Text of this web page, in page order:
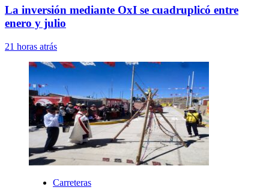
La inversión mediante OxI se cuadruplicó entre
enero y julio
21 horas atrás
Carreteras